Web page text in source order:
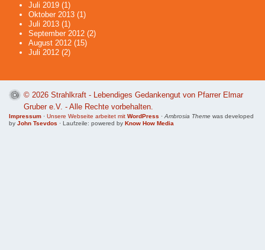
Juli 2019 (1)
Oktober 2013 (1)
Juli 2013 (1)
September 2012 (2)
August 2012 (15)
Juli 2012 (2)
© 2026 Strahlkraft - Lebendiges Gedankengut von Pfarrer Elmar
Gruber e.V. - Alle Rechte vorbehalten.
Impressum · Unsere Webseite arbeitet mit WordPress · Ambrosia Theme was developed
by John Tsevdos · Laufzeile: powered by Know How Media